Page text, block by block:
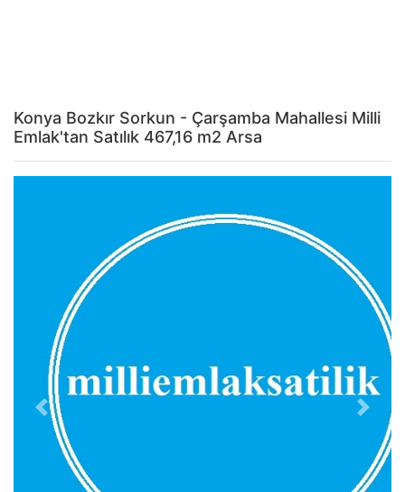
Konya Bozkır Sorkun - Çarşamba Mahallesi Milli
Emlak'tan Satılık 467,16 m2 Arsa
Previous Next